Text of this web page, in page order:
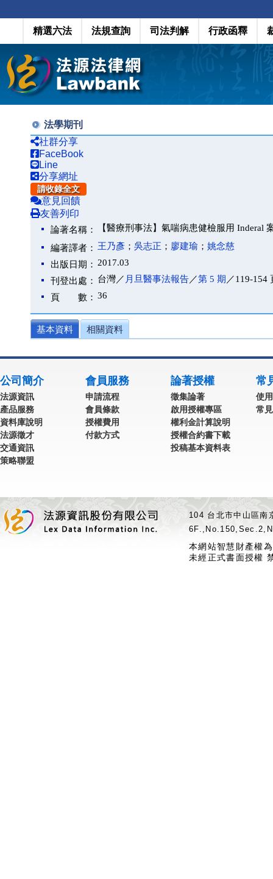
精選六法 法規查詢 司法判解 行政函釋
法學期刊
社群分享
FaceBook
Line
分享網址
請收錄全文
意見回饋
友善列印
論著名稱： 【醫療刑事法】氣喘病患健檢服用 Inderal
編著譯者： 王乃彥 ； 吳志正 ； 廖建瑜 ； 姚念慈
出版日期： 2017.03
刊登出處： 台灣／ 月旦醫事法報告／第 5 期 ／119-154
頁 數： 36
基本資料 相關資料
公司簡介
法源資訊
產品服務
資料庫說明
法源徵才
交通資訊
策略聯盟
會員服務
申請流程
會員條款
授權費用
付款方式
論著授權
徵集論著
啟用授權專區
權利金計算說明
授權合約書下載
投稿基本資料表
常
使
常
104 台北市中山區
本網站智慧財產權
未經正式書面授權